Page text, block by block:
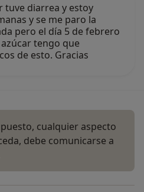
tuve diarrea y estoy
y se me paro la
pero el día 5 de febrero
tengo que
de esto. Gracias
cualquier aspecto
debe comunicarse a